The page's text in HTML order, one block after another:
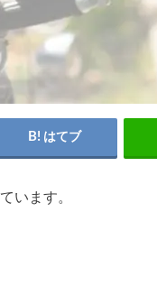
はてブ
います。